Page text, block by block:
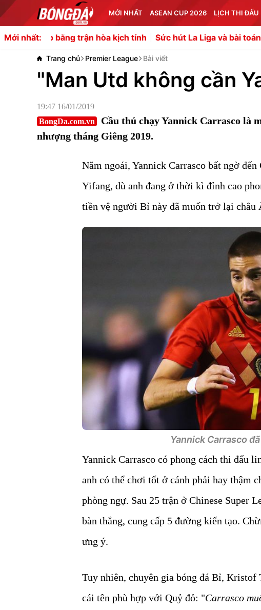
MỚI NHẤT ASEAN CUP 2026 LỊCH THI ĐẤU
Mới nhất:
trận hòa kịch tính Sức hút La Liga và bài toán siêu sao của
Trang chủ Premier League Bài viết
"Man Utd không cần
19:47 16/01/2019
BongDa.com.vn
Cầu thủ chạy Yannick Carrasco là
nhượng tháng Giêng 2019.
Năm ngoái, Yannick Carrasco bất ngờ
Yifang, dù anh đang ở thời kì đỉnh cao
tiền vệ người Bỉ này đã muốn trở lại châu
Yannick Carrasco
Yannick Carrasco có phong cách thi đấu
anh có thể chơi tốt ở cánh phải hay thậm
phòng ngự. Sau 25 trận ở Chinese Super
bàn thắng, cung cấp 5 đường kiến tạo.
ưng ý.
Tuy nhiên, chuyên gia bóng đá Bỉ, Kristof
cái tên phù hợp với Quỷ đỏ: "Carrasco